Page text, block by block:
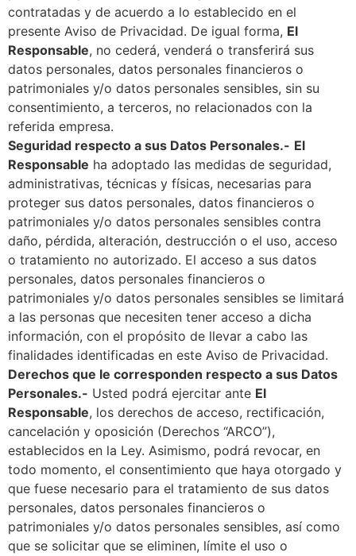
contratadas y de acuerdo a lo establecido en el
presente Aviso de Privacidad. De igual forma, El
Responsable, no cederá, venderá o transferirá sus
datos personales, datos personales financieros o
patrimoniales y/o datos personales sensibles, sin su
consentimiento, a terceros, no relacionados con la
referida empresa.
Seguridad respecto a sus Datos Personales.- El
Responsable ha adoptado las medidas de seguridad,
administrativas, técnicas y físicas, necesarias para
proteger sus datos personales, datos financieros o
patrimoniales y/o datos personales sensibles contra
daño, pérdida, alteración, destrucción o el uso, acceso
o tratamiento no autorizado. El acceso a sus datos
personales, datos personales financieros o
patrimoniales y/o datos personales sensibles se limitará
a las personas que necesiten tener acceso a dicha
información, con el propósito de llevar a cabo las
finalidades identificadas en este Aviso de Privacidad.
Derechos que le corresponden respecto a sus Datos
Personales.- Usted podrá ejercitar ante El
Responsable, los derechos de acceso, rectificación,
cancelación y oposición (Derechos “ARCO”),
establecidos en la Ley. Asimismo, podrá revocar, en
todo momento, el consentimiento que haya otorgado y
que fuese necesario para el tratamiento de sus datos
personales, datos personales financieros o
patrimoniales y/o datos personales sensibles, así como
que se solicitar que se eliminen, límite el uso o